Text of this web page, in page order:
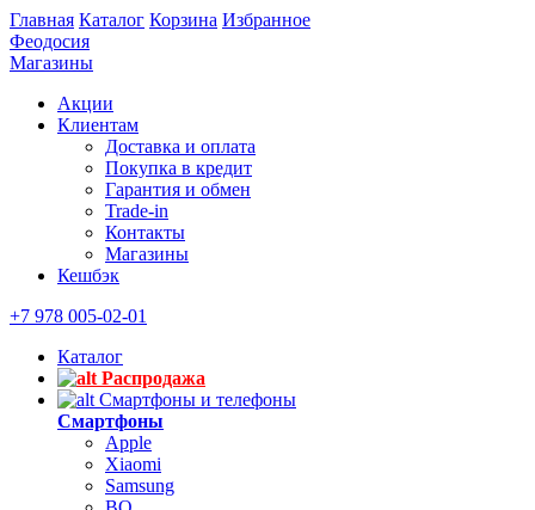
Главная Каталог Корзина Избранное
Феодосия
Магазины
Акции
Клиентам
Доставка и оплата
Покупка в кредит
Гарантия и обмен
Trade-in
Контакты
Магазины
Кешбэк
+7 978 005-02-01
Каталог
Распродажа
Смартфоны и телефоны
Смартфоны
Apple
Xiaomi
Samsung